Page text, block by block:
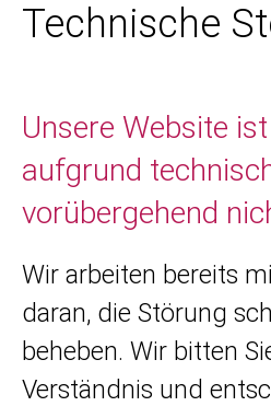
Technische
Unsere Website
aufgrund
vorübergehend
Wir arbeiten bereits
daran, die Störung
beheben. Wir bitten
Verständnis und